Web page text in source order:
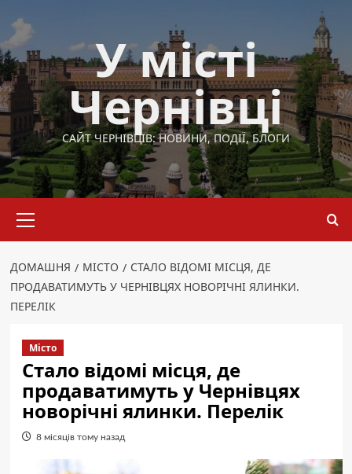
до
вмісту
У місті
Чернівці
САЙТ ЧЕРНІВЦІВ: НОВИНИ, ПОДІЇ, БЛОГИ
меню
ДОМАШНЯ МІСТО
СТАЛО ВІДОМІ МІСЦЯ, ДЕ
ПРОДАВАТИМУТЬ У ЧЕРНІВЦЯХ НОВОРІЧНІ ЯЛИНКИ.
ПЕРЕЛІК
Місто
Стало відомі місця, де
продаватимуть у Чернівцях
новорічні ялинки. Перелік
8 місяців тому назад